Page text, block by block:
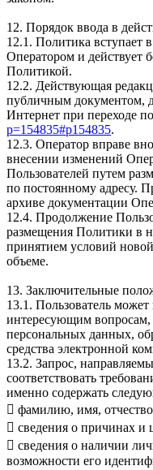
12. Порядок ввода в
12.1. Политика вступает
Оператором и действует
Политикой.
12.2. Действующая
публичным документом,
Интернет при переходе
p=154835#p154835.
12.3. Оператор вправе
внесении изменений
Пользователей путем
по постоянному адресу.
архиве документации
12.4. Продолжение
размещения Политики в
принятием условий
объеме.
13. Заключительные
13.1. Пользователь
интересующим вопросам,
персональных данных,
средства электронной
13.2. Запрос,
соответствовать
именно содержать
 фамилию, имя,
 сведения о причинах и
 сведения о наличии
возможности его